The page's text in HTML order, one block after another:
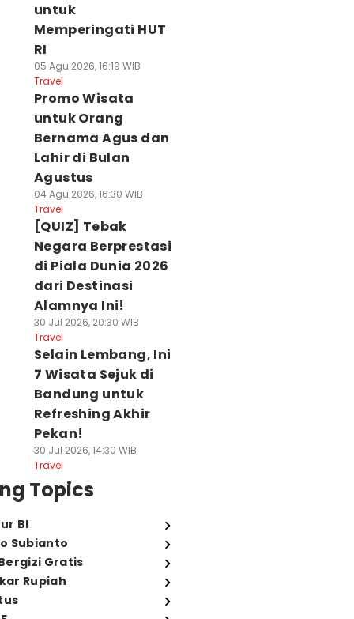
untuk
Memperingati HUT
RI
05 Agu 2026, 16:19 WIB
Travel
Promo Wisata
untuk Orang
Bernama Agus dan
Lahir di Bulan
Agustus
04 Agu 2026, 16:30 WIB
Travel
[QUIZ] Tebak
Negara Berprestasi
di Piala Dunia 2026
dari Destinasi
Alamnya Ini!
30 Jul 2026, 20:30 WIB
Travel
Selain Lembang, Ini
7 Wisata Sejuk di
Bandung untuk
Refreshing Akhir
Pekan!
30 Jul 2026, 14:30 WIB
Travel
Topics
BI
Subianto
Gratis
Rupiah